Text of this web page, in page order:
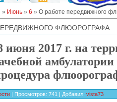
» Июнь » 6 » О работе передвижного
ФЛЮОРОГРАФА
июня 2017 г. на
амбулатории
| Просмотров: 741 | Добавил: vista73